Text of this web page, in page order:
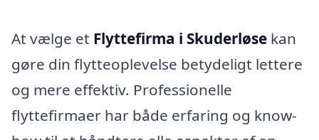
At vælge et Flyttefirma i Skuderløse kan
gøre din flytteoplevelse betydeligt lettere
og mere effektiv. Professionelle
flyttefirmaer har både erfaring og know-